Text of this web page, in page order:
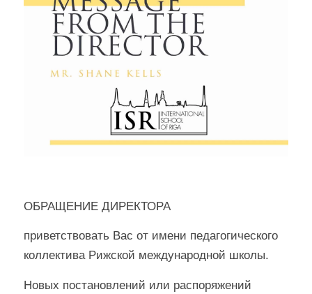
ОБРАЩЕНИЕ ДИРЕКТОРА
приветствовать Вас от имени педагогического
коллектива Рижской международной школы.
Новых постановлений или распоряжений